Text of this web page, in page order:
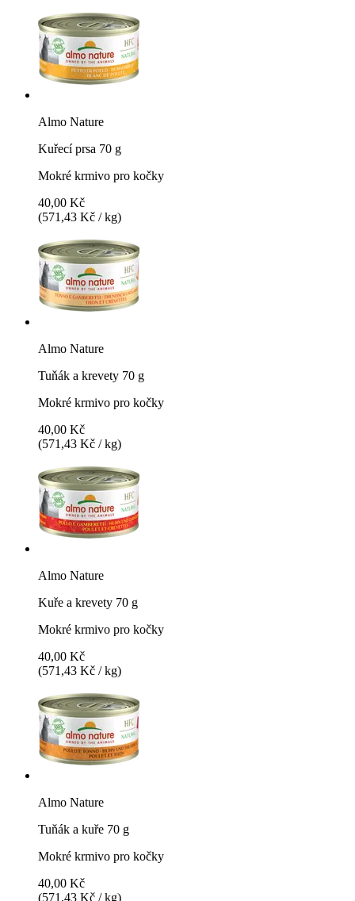
Almo Nature
Kuřecí prsa 70 g
Mokré krmivo pro kočky
40,00 Kč
(571,43 Kč / kg)
Almo Nature
Tuňák a krevety 70 g
Mokré krmivo pro kočky
40,00 Kč
(571,43 Kč / kg)
Almo Nature
Kuře a krevety 70 g
Mokré krmivo pro kočky
40,00 Kč
(571,43 Kč / kg)
Almo Nature
Tuňák a kuře 70 g
Mokré krmivo pro kočky
40,00 Kč
(571,43 Kč / kg)